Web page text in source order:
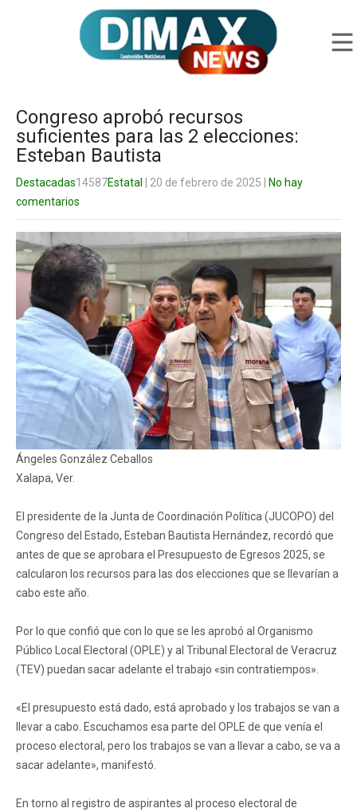
Congreso aprobó recursos
suficientes para las 2 elecciones:
Esteban Bautista
Destacadas14587Estatal | 20 de febrero de 2025
No hay
comentarios
Ángeles González Ceballos
Xalapa, Ver.
El presidente de la Junta de Coordinación Política (JUCOPO) del
Congreso del Estado, Esteban Bautista Hernández, recordó que
antes de que se aprobara el Presupuesto de Egresos 2025, se
calcularon los recursos para las dos elecciones que se llevarían a
cabo este año.
Por lo que confió que con lo que se les aprobó al Organismo
Público Local Electoral (OPLE) y al Tribunal Electoral de Veracruz
(TEV) puedan sacar adelante el trabajo «sin contratiempos».
«El presupuesto está dado, está aprobado y los trabajos se van a
llevar a cabo. Escuchamos esa parte del OPLE de que venía el
proceso electoral, pero los trabajos se van a llevar a cabo, se va a
sacar adelante», manifestó.
En torno al registro de aspirantes al proceso electoral de